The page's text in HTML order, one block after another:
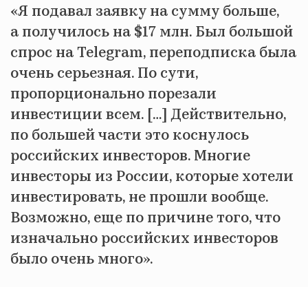
«Я подавал заявку на сумму больше,
а получилось на $17 млн. Был большой
спрос на Telegram, переподписка была
очень серьезная. По сути,
пропорционально порезали
инвестиции всем. […] Действительно,
по большей части это коснулось
российских инвесторов. Многие
инвесторы из России, которые хотели
инвестировать, не прошли вообще.
Возможно, еще по причине того, что
изначально российских инвесторов
было очень много».